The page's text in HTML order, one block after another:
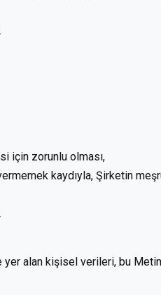
için zorunlu olması,
kaydıyla, Şirketin
alan kişisel verileri, bu